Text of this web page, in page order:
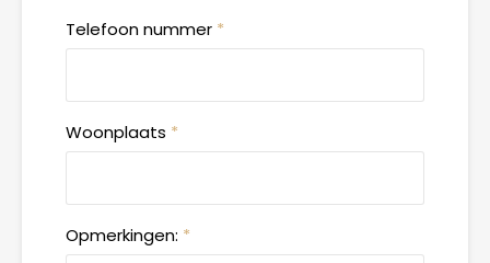
Telefoon nummer *
Woonplaats *
Opmerkingen: *